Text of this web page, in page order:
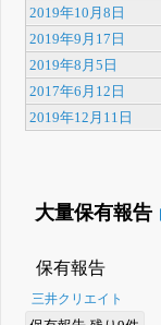
2019年10月8日
2019年9月17日
2019年8月5日
2017年6月12日
2019年12月11日
大量保有報告
保有報告
三井クリエイト